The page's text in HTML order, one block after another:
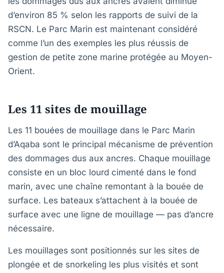
d’environ 85 % selon les rapports de suivi de la
RSCN. Le Parc Marin est maintenant considéré
comme l’un des exemples les plus réussis de
gestion de petite zone marine protégée au Moyen-
Orient.
Les 11 sites de mouillage
Les 11 bouées de mouillage dans le Parc Marin
d’Aqaba sont le principal mécanisme de prévention
des dommages dus aux ancres. Chaque mouillage
consiste en un bloc lourd cimenté dans le fond
marin, avec une chaîne remontant à la bouée de
surface. Les bateaux s’attachent à la bouée de
surface avec une ligne de mouillage — pas d’ancre
nécessaire.
Les mouillages sont positionnés sur les sites de
plongée et de snorkeling les plus visités et sont